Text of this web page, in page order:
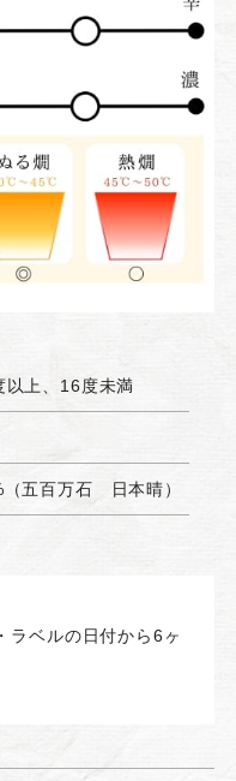
以上、16度未満
（五百万石 日本晴）
ラベルの日付から6ヶ